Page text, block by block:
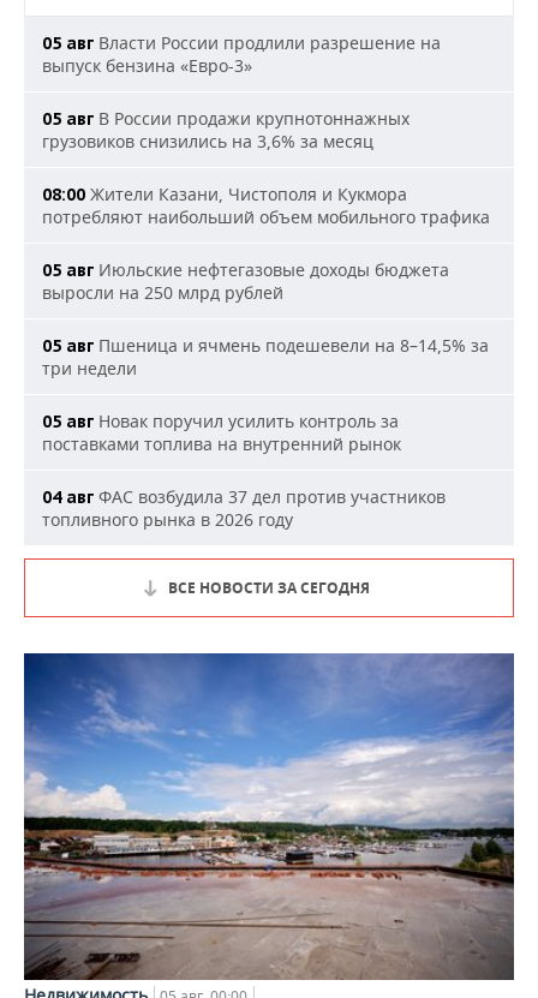
05 авг Власти России продлили разрешение на
выпуск бензина «Евро-3»
05 авг В России продажи крупнотоннажных
грузовиков снизились на 3,6% за месяц
08:00 Жители Казани, Чистополя и Кукмора
потребляют наибольший объем мобильного трафика
05 авг Июльские нефтегазовые доходы бюджета
выросли на 250 млрд рублей
05 авг Пшеница и ячмень подешевели на 8–14,5% за
три недели
05 авг Новак поручил усилить контроль за
поставками топлива на внутренний рынок
04 авг ФАС возбудила 37 дел против участников
топливного рынка в 2026 году
ВСЕ НОВОСТИ ЗА СЕГОДНЯ